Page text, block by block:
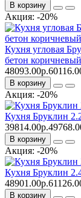
В корзину
Акция: -20%
Кухня угловая
бетон коричневый
48093.00р.
В корзину
Акция: -20%
Кухня Бруклин
39814.00р.
В корзину
Акция: -20%
Кухня Бруклин
48901.00р.
В корзину